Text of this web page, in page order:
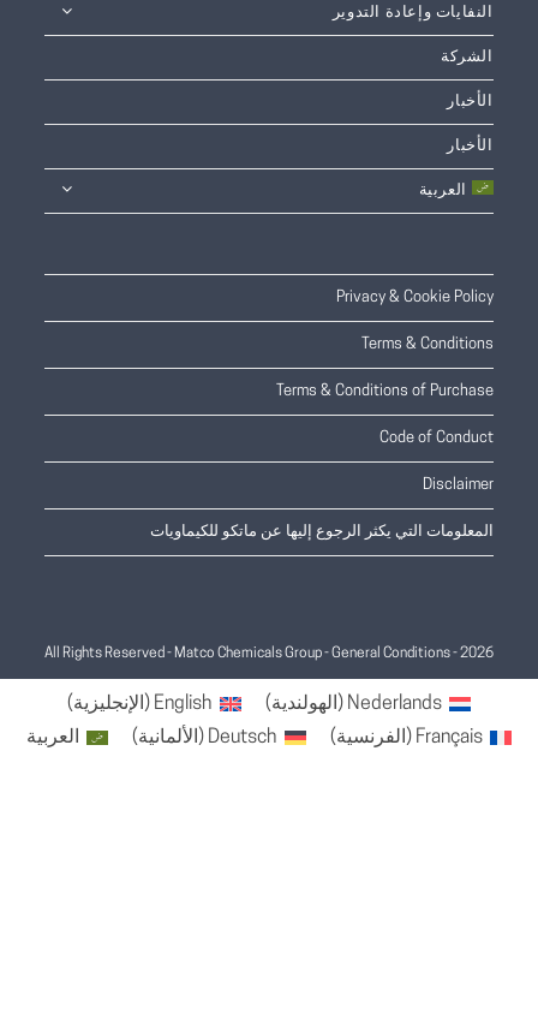
النفايات وإعادة التدوير
الشركة
الأخبار
الأخبار
العربية
Privacy & Cookie Policy
Terms & Conditions
Terms & Conditions of Purchase
Code of Conduct
Disclaimer
المعلومات التي يكثر الرجوع إليها عن ماتكو للكيماويات
2026 - All Rights Reserved - Matco Chemicals Group -
General Conditions
Nederlands
(الهولندية)
English
(الإنجليزية)
Français
(الفرنسية)
Deutsch
(الألمانية) العربية